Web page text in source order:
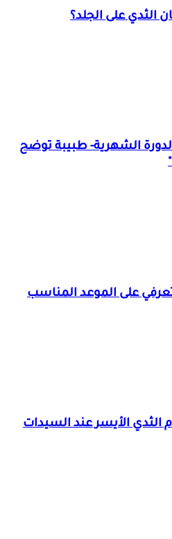
الثدي على الجلد؟
الشهرية- طبيبة توضح
على الموعد المناسب